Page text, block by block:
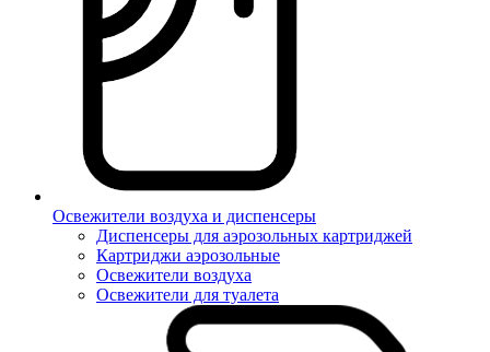
Освежители воздуха и диспенсеры
Диспенсеры для аэрозольных картриджей
Картриджи аэрозольные
Освежители воздуха
Освежители для туалета